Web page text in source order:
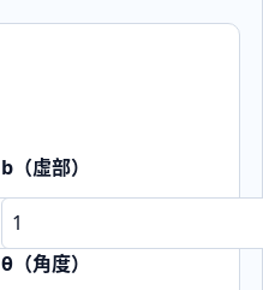
b（虛部）
θ（角度）